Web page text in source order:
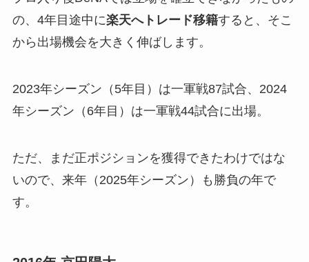
の、4年目途中に楽天へトレード移籍すると、そこ
から出場機会を大きく伸ばします。
2023年シーズン（5年目）は一軍戦87試合、2024
年シーズン（6年目）は一軍戦44試合に出場。
ただ、まだ正ポジションを獲得できたわけではな
いので、来年（2025年シーズン）も勝負の年で
す。